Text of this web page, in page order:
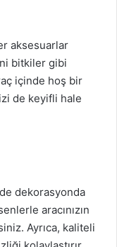
aksesuarlar
bitkiler gibi
içinde hoş bir
de keyifli hale
dekorasyonda
aracınızın
Ayrıca, kaliteli